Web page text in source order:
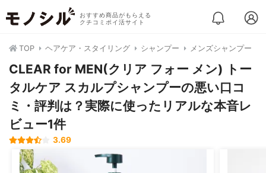
おすすめ商品がもらえる
クチコミポイ活サイト
TOP ヘアケア・スタイリング シャンプー メンズシャンプー
CLEAR for MEN(クリア フォー メン) トー
タルケア スカルプシャンプーの悪い口コ
ミ・評判は？実際に使ったリアルな本音レ
ビュー1件
3.69